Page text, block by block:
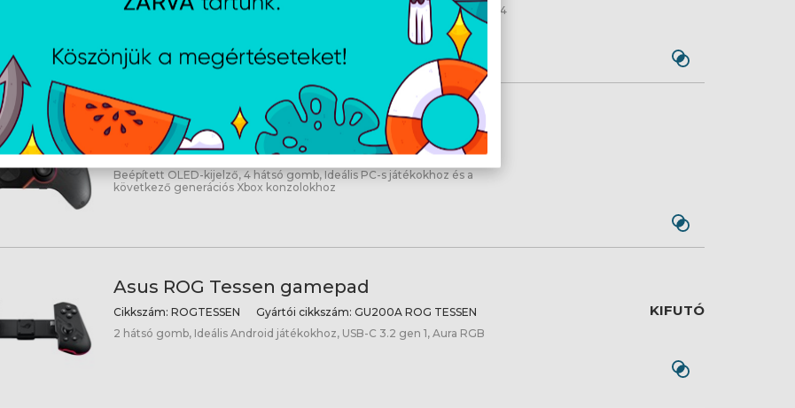
Kompatibilitás: Xbox Series X/S, Xbox One, Windows 10/11, Csatlakozás: 2.4
Asus ROG RAIKIRI PRO vezeték nélküli
kontroller
Cikkszám:ROGRAIKIRIPRO Gyártói cikkszám:ROG RAIKIRI PRO
Beépített OLED-kijelző, 4 hátsó gomb, Ideális PC-s játékokhoz és a
következő generációs Xbox konzolokhoz
Asus ROG Tessen gamepad
Cikkszám: ROGTESSEN Gyártói cikkszám: GU200A ROG TESSEN
2 hátsó gomb, Ideális Android játékokhoz, USB-C 3.2 gen 1, Aura RGB
KIFUTÓ